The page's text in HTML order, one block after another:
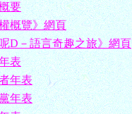
要
概覽》網頁
D－語言奇趣之旅》網頁
表
年表
年表